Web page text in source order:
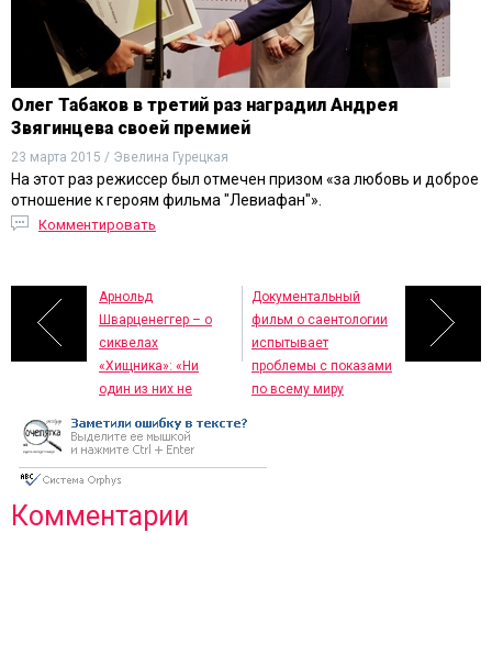
Олег Табаков в третий раз наградил Андрея
Звягинцева своей премией
23 марта 2015 / Эвелина Гурецкая
На этот раз режиссер был отмечен призом «за любовь и доброе
отношение к героям фильма "Левиафан"».
Комментировать
Арнольд
Шварценеггер – о
сиквелах
«Хищника»: «Ни
один из них не
зрителей»
Документальный
фильм о саентологии
испытывает
проблемы с показами
по всему миру
Комментарии